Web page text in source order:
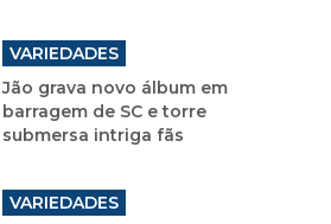
VARIEDADES
Jão grava novo álbum em
barragem de SC e torre
submersa intriga fãs
VARIEDADES